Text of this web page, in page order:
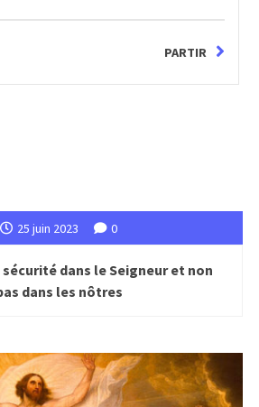
PARTIR
25 juin 2023 0
dans le Seigneur et non
dans les nôtres